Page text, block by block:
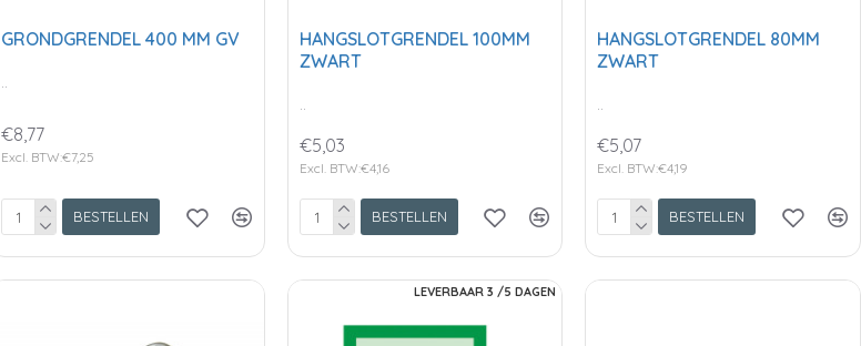
GRONDGRENDEL 400 MM GV
€8,77
Excl. BTW:€7,25
BESTELLEN
HANGSLOTGRENDEL 100MM
ZWART
€5,03
Excl. BTW:€4,16
BESTELLEN
HANGSLOTGRENDEL 80MM
ZWART
€5,07
Excl. BTW:€4,19
BESTELLEN
LEVERBAAR 3 /5 DAGEN